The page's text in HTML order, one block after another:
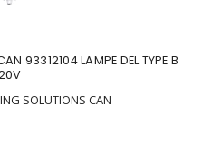
93312104 LAMPE DEL TYPE B
SOLUTIONS CAN